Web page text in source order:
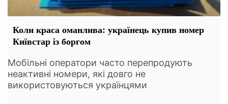
Коли краса оманлива: українець купив номер
Київстар із боргом
Мобільні оператори часто перепродують
неактивні номери, які довго не
використовуються українцями